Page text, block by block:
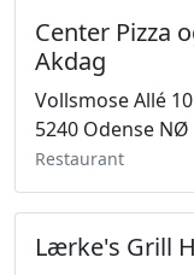
Center Pizza
Akdag
Vollsmose Allé 10
5240 Odense NØ
Restaurant
Lærke's Grill